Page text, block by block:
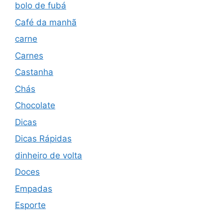
bolo de fubá
Café da manhã
carne
Carnes
Castanha
Chás
Chocolate
Dicas
Dicas Rápidas
dinheiro de volta
Doces
Empadas
Esporte